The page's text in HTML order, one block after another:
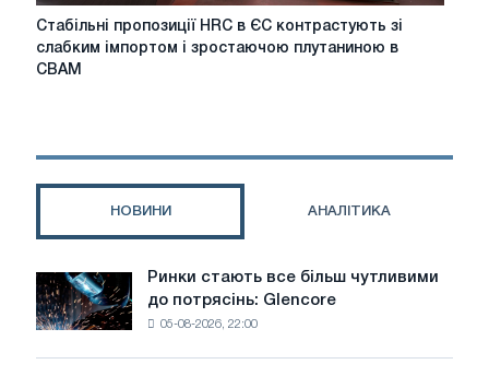
Стабільні
пропозиції
HRC
зі
плутаниною
в
CBAM
Стабільні пропозиції HRC в ЄС контрастують зі
слабким імпортом і зростаючою плутаниною в
CBAM
НОВИНИ АНАЛІТИКА
Ринки
стають
все
Ринки стають все більш чутливими
до потрясінь: Glencore
05-08-2026, 22:00